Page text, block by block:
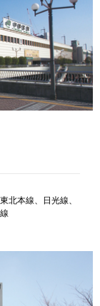
北本線、日光線、